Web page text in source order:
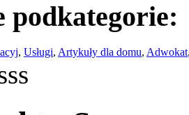
podkategorie:
, Usługi, Artykuły dla domu, Adwokat